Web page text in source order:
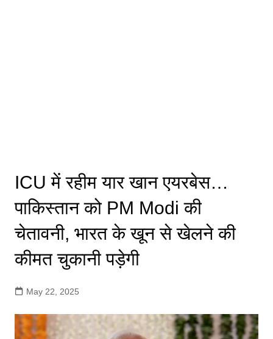
ICU में रहीम यार खान एयरबेस…
पाकिस्तान को PM Modi की
चेतावनी, भारत के खून से खेलने की
कीमत चुकानी पड़ेगी
May 22, 2025